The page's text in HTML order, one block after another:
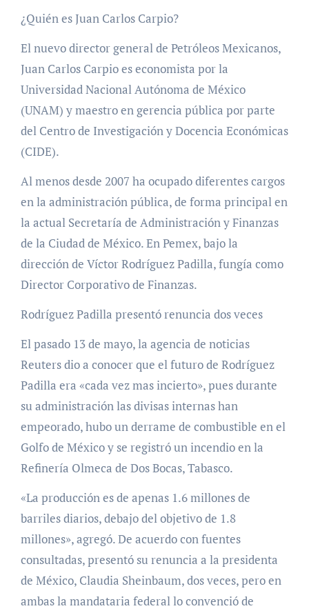
¿Quién es Juan Carlos Carpio?
El nuevo director general de Petróleos Mexicanos,
Juan Carlos Carpio es economista por la
Universidad Nacional Autónoma de México
(UNAM) y maestro en gerencia pública por parte
del Centro de Investigación y Docencia Económicas
(CIDE).
Al menos desde 2007 ha ocupado diferentes cargos
en la administración pública, de forma principal en
la actual Secretaría de Administración y Finanzas
de la Ciudad de México. En Pemex, bajo la
dirección de Víctor Rodríguez Padilla, fungía como
Director Corporativo de Finanzas.
Rodríguez Padilla presentó renuncia dos veces
El pasado 13 de mayo, la agencia de noticias
Reuters dio a conocer que el futuro de Rodríguez
Padilla era «cada vez mas incierto», pues durante
su administración las divisas internas han
empeorado, hubo un derrame de combustible en el
Golfo de México y se registró un incendio en la
Refinería Olmeca de Dos Bocas, Tabasco.
«La producción es de apenas 1.6 millones de
barriles diarios, debajo del objetivo de 1.8
millones», agregó. De acuerdo con fuentes
consultadas, presentó su renuncia a la presidenta
de México, Claudia Sheinbaum, dos veces, pero en
ambas la mandataria federal lo convenció de